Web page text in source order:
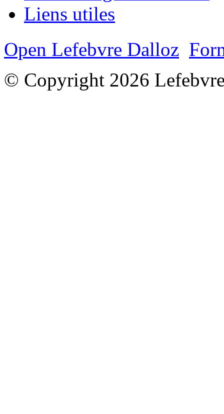
Liens utiles
Open Lefebvre Dalloz
© Copyright 2026